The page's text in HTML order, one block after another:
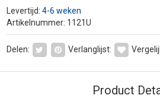
Levertijd: 4-6 weken
Artikelnummer: 1121U
Delen: Verlanglijst:
Product